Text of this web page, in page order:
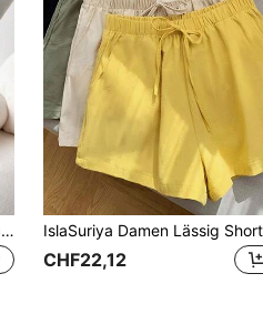
SHEIN Essnce Shorts mit schrägen Taschen, gerolltem Saum,
CHF22,12